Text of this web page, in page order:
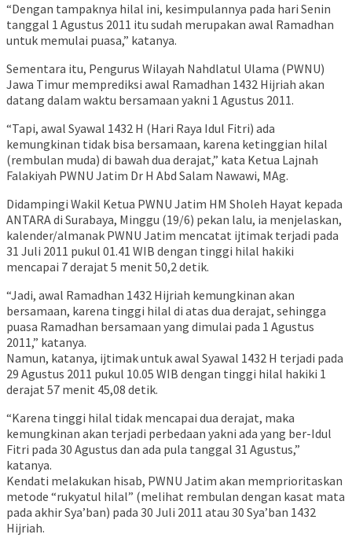
“Dengan tampaknya hilal ini, kesimpulannya pada hari Senin
tanggal 1 Agustus 2011 itu sudah merupakan awal Ramadhan
untuk memulai puasa,” katanya.
Sementara itu, Pengurus Wilayah Nahdlatul Ulama (PWNU)
Jawa Timur memprediksi awal Ramadhan 1432 Hijriah akan
datang dalam waktu bersamaan yakni 1 Agustus 2011.
“Tapi, awal Syawal 1432 H (Hari Raya Idul Fitri) ada
kemungkinan tidak bisa bersamaan, karena ketinggian hilal
(rembulan muda) di bawah dua derajat,” kata Ketua Lajnah
Falakiyah PWNU Jatim Dr H Abd Salam Nawawi, MAg.
Didampingi Wakil Ketua PWNU Jatim HM Sholeh Hayat kepada
ANTARA di Surabaya, Minggu (19/6) pekan lalu, ia menjelaskan,
kalender/almanak PWNU Jatim mencatat ijtimak terjadi pada
31 Juli 2011 pukul 01.41 WIB dengan tinggi hilal hakiki
mencapai 7 derajat 5 menit 50,2 detik.
“Jadi, awal Ramadhan 1432 Hijriah kemungkinan akan
bersamaan, karena tinggi hilal di atas dua derajat, sehingga
puasa Ramadhan bersamaan yang dimulai pada 1 Agustus
2011,” katanya.
Namun, katanya, ijtimak untuk awal Syawal 1432 H terjadi pada
29 Agustus 2011 pukul 10.05 WIB dengan tinggi hilal hakiki 1
derajat 57 menit 45,08 detik.
“Karena tinggi hilal tidak mencapai dua derajat, maka
kemungkinan akan terjadi perbedaan yakni ada yang ber-Idul
Fitri pada 30 Agustus dan ada pula tanggal 31 Agustus,”
katanya.
Kendati melakukan hisab, PWNU Jatim akan memprioritaskan
metode “rukyatul hilal” (melihat rembulan dengan kasat mata
pada akhir Sya’ban) pada 30 Juli 2011 atau 30 Sya’ban 1432
Hijriah.